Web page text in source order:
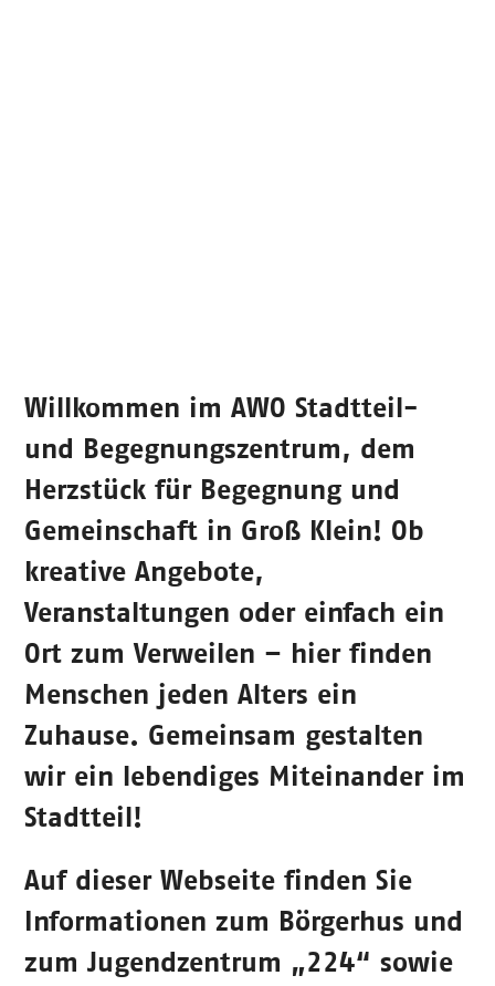
Willkommen imAWO Stadtteil-
und Begegnungszentrum, dem
Herzstück für Begegnung und
Gemeinschaft in Groß Klein! Ob
kreative Angebote,
Veranstaltungen oder einfach ein
Ort zum Verweilen – hier finden
Menschen jeden Alters ein
Zuhause. Gemeinsam gestalten
wir ein lebendiges Miteinander im
Stadtteil!
Auf dieser Webseite finden Sie
Informationen zum Börgerhus und
zum Jugendzentrum „224“ sowie